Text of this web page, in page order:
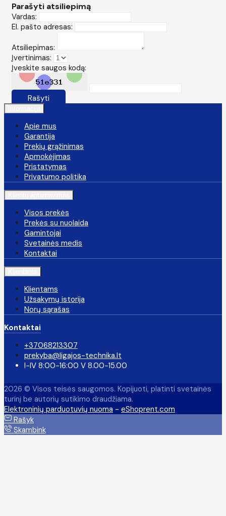
Parašyti atsiliepimą
Vardas:
El. pašto adresas:
Atsiliepimas:
Įvertinimas:
Įveskite saugos kodą:
Rašyti
Apie mus
Garantija
Prekių grąžinimas
Apmokėjimas
Pristatymas
Privatumo politika
Visos prekės
Prekės su nuolaida
Gamintojai
Svetainės medis
Kontaktai
Klientams
Užsakymų istorija
Norų sąrašas
Kontaktai
+37068213307
prekyba@ligajos-technika.lt
I-IV 8:00-16:00 V 8.00-15.00
2026 © Visos teisės saugomos. Kopijuoti, platinti svetainės
turinį be autorių sutikimo draudžiama.
Elektroninių parduotuvių nuoma - eShoprent.com
Rašyk
Skambink